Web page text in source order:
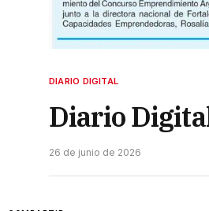
DIARIO DIGITAL
Diario
26 de junio de 2026